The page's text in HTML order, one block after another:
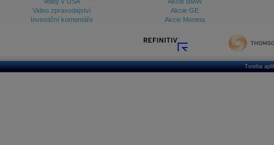
Video zpravodajství
Investiční komentáře
Akcie GE
Akcie Moneta
Tvorba